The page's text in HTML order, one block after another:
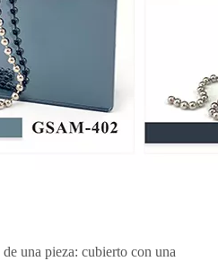
una pieza: cubierto con una